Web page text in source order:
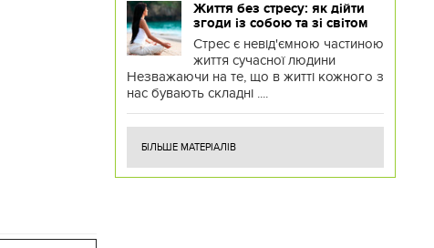
Життя без стресу: як дійти
згоди із собою та зі світом
Стрес є невід'ємною частиною
життя сучасної людини
Незважаючи на те, що в житті кожного з
нас бувають складні ....
БІЛЬШЕ МАТЕРІАЛІВ